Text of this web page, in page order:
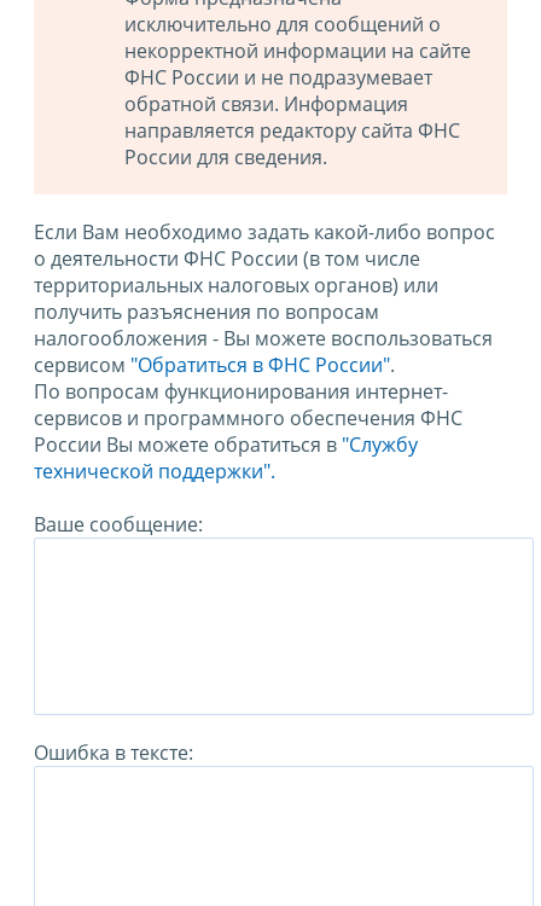
исключительно для сообщений о
некорректной информации на сайте
ФНС России и не подразумевает
обратной связи. Информация
направляется редактору сайта ФНС
России для сведения.
Если Вам необходимо задать какой-либо вопрос
о деятельности ФНС России (в том числе
территориальных налоговых органов) или
получить разъяснения по вопросам
налогообложения - Вы можете воспользоваться
сервисом "Обратиться в ФНС России".
По вопросам функционирования интернет-
сервисов и программного обеспечения ФНС
России Вы можете обратиться в "Службу
технической поддержки".
Ваше сообщение:
Ошибка в тексте: